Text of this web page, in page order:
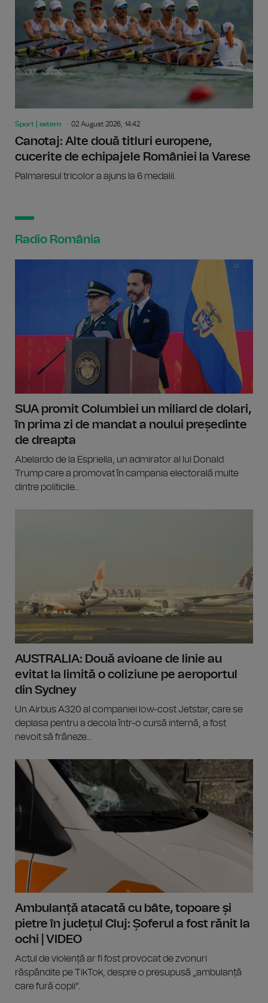
Sport | extern 02 August 2026, 14:42
Canotaj: Alte două titluri europene,
cucerite de echipajele României la Varese
Palmaresul tricolor a ajuns la 6 medalii.
Radio România
SUA promit Columbiei un miliard de dolari,
în prima zi de mandat a noului președinte
de dreapta
Abelardo de la Espriella, un admirator al lui Donald
Trump care a promovat în campania electorală multe
dintre politicile...
AUSTRALIA: Două avioane de linie au
evitat la limită o coliziune pe aeroportul
din Sydney
Un Airbus A320 al companiei low-cost Jetstar, care se
deplasa pentru a decola într-o cursă internă, a fost
nevoit să frâneze...
Ambulanță atacată cu bâte, topoare și
pietre în județul Cluj: Șoferul a fost rănit la
ochi | VIDEO
Actul de violență ar fi fost provocat de zvonuri
răspândite pe TikTok, despre o presupusă „ambulanță
care fură copii”.